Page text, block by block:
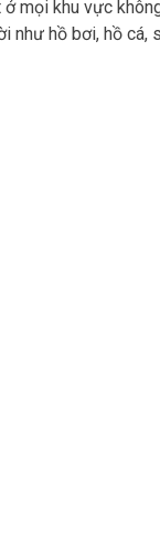
mọi khu vực
như hồ bơi, hồ cá,